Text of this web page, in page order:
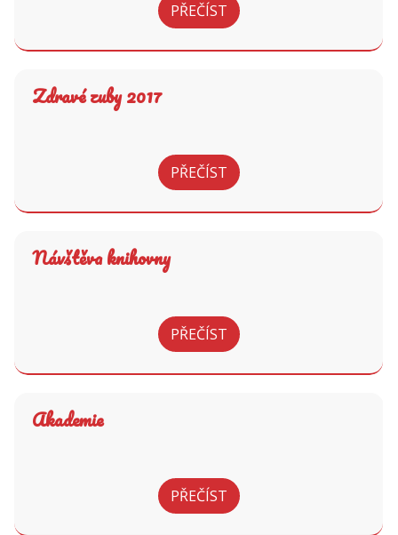
PŘEČÍST
Zdravé zuby 2017
PŘEČÍST
Návštěva knihovny
PŘEČÍST
Akademie
PŘEČÍST